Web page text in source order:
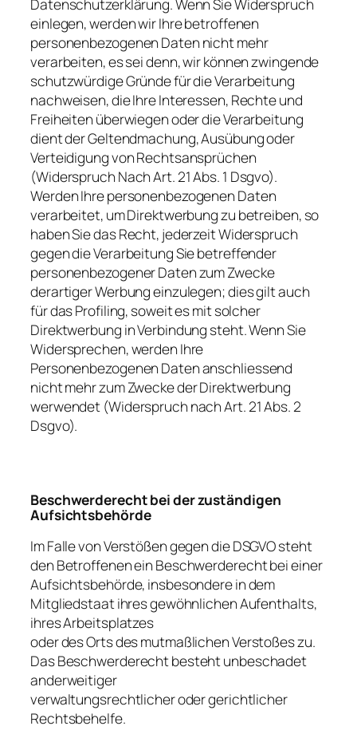
Datenschutzerklärung. Wenn Sie Widerspruch
einlegen, werden wir Ihre betroffenen
personenbezogenen Daten nicht mehr
verarbeiten, es sei denn, wir können zwingende
schutzwürdige Gründe für die Verarbeitung
nachweisen, die Ihre Interessen, Rechte und
Freiheiten überwiegen oder die Verarbeitung
dient der Geltendmachung, Ausübung oder
Verteidigung von Rechtsansprüchen
(Widerspruch Nach Art. 21 Abs. 1 Dsgvo).
Werden Ihre personenbezogenen Daten
verarbeitet, um Direktwerbung zu betreiben, so
haben Sie das Recht, jederzeit Widerspruch
gegen die Verarbeitung Sie betreffender
personenbezogener Daten zum Zwecke
derartiger Werbung einzulegen; dies gilt auch
für das Profiling, soweit es mit solcher
Direktwerbung in Verbindung steht. Wenn Sie
Widersprechen, werden Ihre
Personenbezogenen Daten anschliessend
nicht mehr zum Zwecke der Direktwerbung
werwendet (Widerspruch nach Art. 21 Abs. 2
Dsgvo).
Beschwerderecht bei der zuständigen
Aufsichtsbehörde
Im Falle von Verstößen gegen die DSGVO steht
den Betroffenen ein Beschwerderecht bei einer
Aufsichtsbehörde, insbesondere in dem
Mitgliedstaat ihres gewöhnlichen Aufenthalts,
ihres Arbeitsplatzes
oder des Orts des mutmaßlichen Verstoßes zu.
Das Beschwerderecht besteht unbeschadet
anderweitiger
verwaltungsrechtlicher oder gerichtlicher
Rechtsbehelfe.